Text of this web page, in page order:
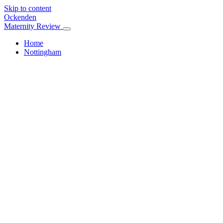
Skip to content
Ockenden
Maternity Review
Home
Nottingham